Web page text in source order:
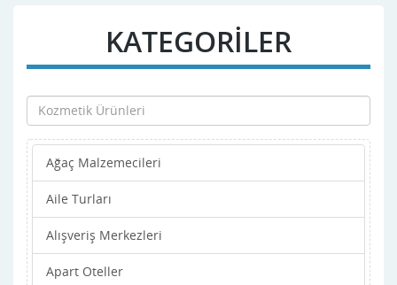
Kargı Koyu
Kızılbük
Kızlan Köyü
Kumluk
Merkez
Mesudiye Köyü
KATEGORİLER
Ağaç Malzemecileri
Aile Turları
Alışveriş Merkezleri
Apart Oteller